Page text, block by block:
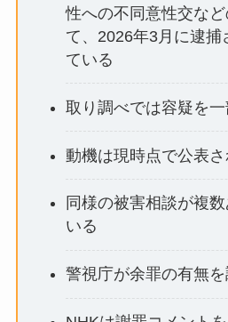
性への不同意性交な
て、2026年3月に逮捕
ている
取り調べでは容疑を
動機は現時点で公表
同様の被害相談が複
いる
警視庁が余罪の有無